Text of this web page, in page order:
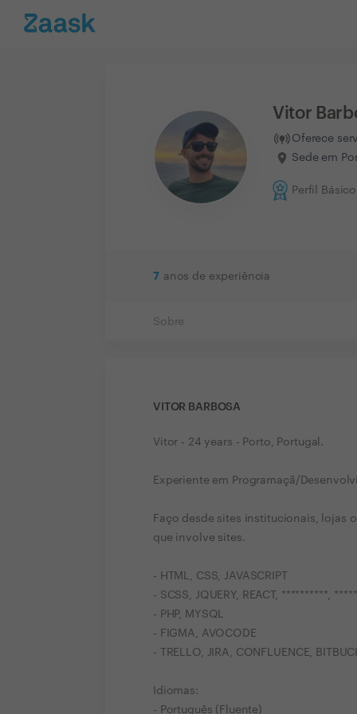
Vitor
Oferece
Sede em
Perfil Básico
7 anos de experiência
Sobre
VITOR BARBOSA
Vitor - 24 years - Porto, Portugal.
Experiente em Programaçã/
Faço desde sites institucionais, lojas
que involve sites.
- HTML, CSS, JAVASCRIPT
- SCSS, JQUERY, REACT, **********,
- PHP, MYSQL
- FIGMA, AVOCODE
- TRELLO, JIRA, CONFLUENCE,
Idiomas:
- Português (Fluente)